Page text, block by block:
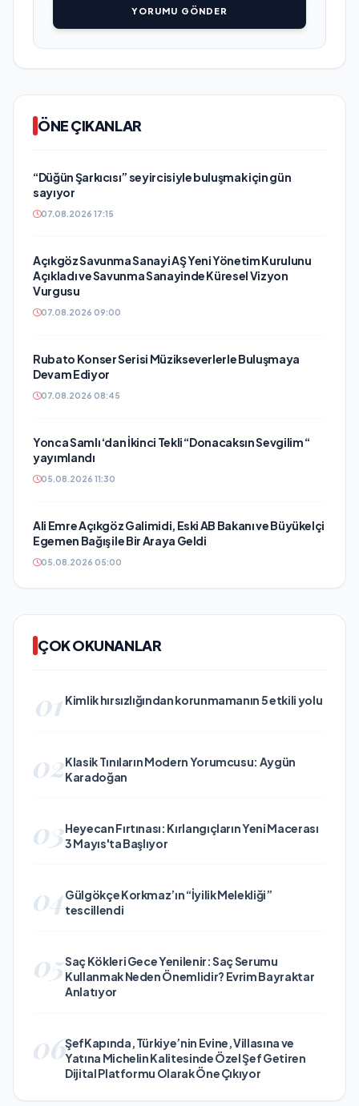
YORUMU GÖNDER
ÖNE ÇIKANLAR
“Düğün Şarkıcısı” seyircisiyle buluşmak için gün
sayıyor
07.08.2026 17:15
Açıkgöz Savunma Sanayi AŞ Yeni Yönetim Kurulunu
Açıkladı ve Savunma Sanayinde Küresel Vizyon
Vurgusu
07.08.2026 09:00
Rubato Konser Serisi Müzikseverlerle Buluşmaya
Devam Ediyor
07.08.2026 08:45
Yonca Samlı ‘dan İkinci Tekli “Donacaksın Sevgilim “
yayımlandı
05.08.2026 11:30
Ali Emre Açıkgöz Galimidi, Eski AB Bakanı ve Büyükelçi
Egemen Bağış ile Bir Araya Geldi
05.08.2026 05:00
ÇOK OKUNANLAR
01 Kimlik hırsızlığından korunmamanın 5 etkili yolu
02Klasik Tınıların Modern Yorumcusu: Aygün
Karadoğan
03Heyecan Fırtınası: Kırlangıçların Yeni Macerası
3 Mayıs'ta Başlıyor
04Gülgökçe Korkmaz’ın “İyilik Melekliği”
tescillendi
05Saç Kökleri Gece Yenilenir: Saç Serumu
Kullanmak Neden Önemlidir? Evrim Bayraktar
Anlatıyor
06ŞefKapında, Türkiye’nin Evine, Villasına ve
Yatına Michelin Kalitesinde Özel Şef Getiren
Dijital Platformu Olarak Öne Çıkıyor